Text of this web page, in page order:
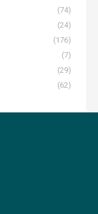
(74)
(24)
(176)
(7)
(29)
(62)